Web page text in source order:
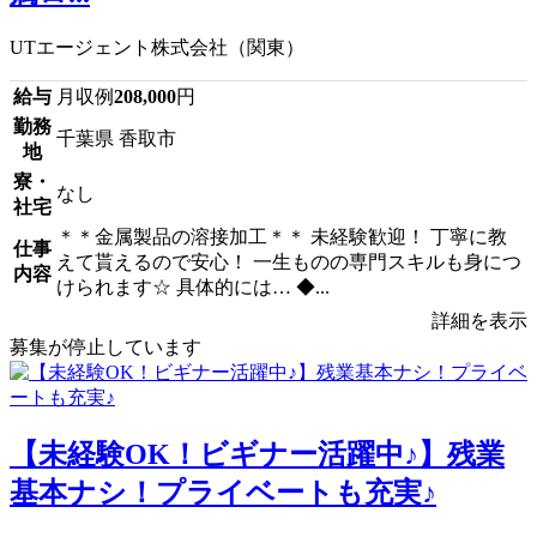
UTエージェント株式会社（関東）
給与 月収例208,000円
勤務
地
千葉県 香取市
寮・
社宅
なし
仕事
内容
＊＊金属製品の溶接加工＊＊ 未経験歓迎！ 丁寧に教
えて貰えるので安心！ 一生ものの専門スキルも身につ
けられます☆ 具体的には… ◆...
詳細を表示
募集が停止しています
【未経験OK！ビギナー活躍中♪】残業
基本ナシ！プライベートも充実♪